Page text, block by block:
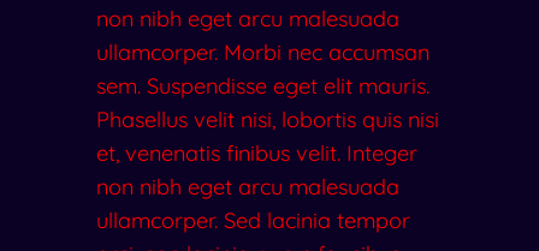
non nibh eget arcu malesuada
ullamcorper. Morbi nec accumsan
sem. Suspendisse eget elit mauris.
Phasellus velit nisi, lobortis quis nisi
et, venenatis finibus velit. Integer
non nibh eget arcu malesuada
ullamcorper. Sed lacinia tempor